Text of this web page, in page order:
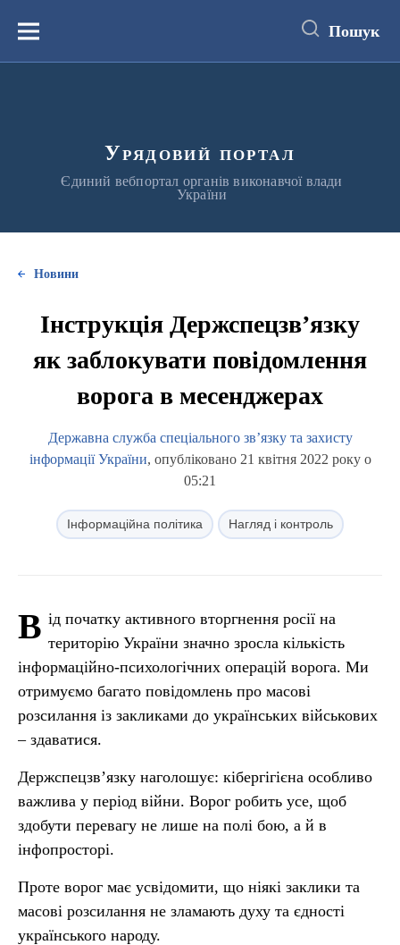
вмістуМеню Пошук
Урядовий портал
Єдиний вебпортал органів виконавчої влади
України
Новини
Інструкція Держспецзв’язку
як заблокувати повідомлення
ворога в месенджерах
Державна служба спеціального зв’язку та захисту
інформації України, опубліковано 21 квітня 2022 року о
05:21
Інформаційна політика Нагляд і контроль
В ід початку активного вторгнення росії на
територію України значно зросла кількість
інформаційно-психологічних операцій ворога. Ми
отримуємо багато повідомлень про масові
розсилання із закликами до українських військових
– здаватися.
Держспецзв’язку наголошує: кібергігієна особливо
важлива у період війни. Ворог робить усе, щоб
здобути перевагу не лише на полі бою, а й в
інфопросторі.
Проте ворог має усвідомити, що ніякі заклики та
масові розсилання не зламають духу та єдності
українського народу.